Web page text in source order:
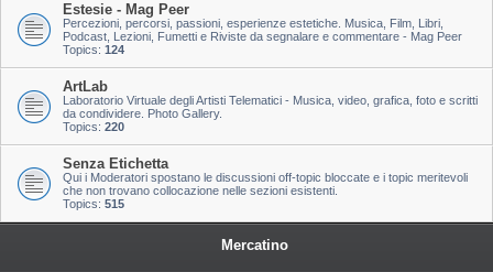
Estesie - Mag Peer
Percezioni, percorsi, passioni, esperienze estetiche. Musica, Film, Libri,
Podcast, Lezioni, Fumetti e Riviste da segnalare e commentare - Mag Peer
Topics: 124
ArtLab
Laboratorio Virtuale degli Artisti Telematici - Musica, video, grafica, foto e scritti
da condividere. Photo Gallery.
Topics: 220
Senza Etichetta
Qui i Moderatori spostano le discussioni off-topic bloccate e i topic meritevoli
che non trovano collocazione nelle sezioni esistenti.
Topics: 515
Mercatino